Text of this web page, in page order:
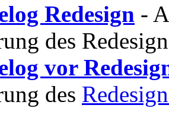
Redesign -
des
vor
des